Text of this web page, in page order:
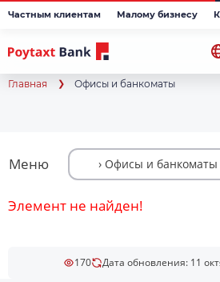
Частным клиентам Малому бизнесу
Главная Офисы и банкоматы
Меню
Элемент не найден!
170 Дата обновления: 11